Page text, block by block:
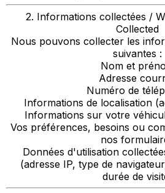
2. Informations collectées /
Collected
Nous pouvons collecter les
suivantes :
Nom et
Adresse
Numéro de
Informations de localisation
Informations sur votre
Vos préférences, besoins ou
nos
Données d'utilisation
(adresse IP, type de
durée de